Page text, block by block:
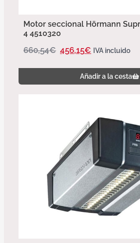
Motor seccional Hörmann
4 4510320
660,54€ 456,15€ IVA incluido
Añadir a la cesta